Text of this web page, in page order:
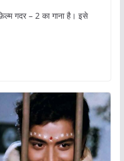
गदर – 2 का गाना है। इसे